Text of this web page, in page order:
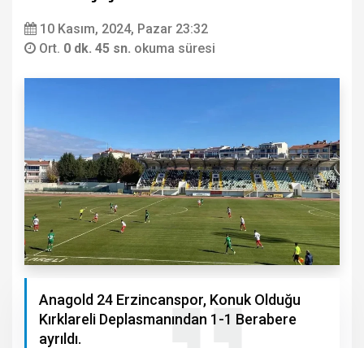
10 Kasım, 2024, Pazar 23:32
Ort. 0 dk. 45 sn. okuma süresi
Anagold 24 Erzincanspor, Konuk Olduğu
Kırklareli Deplasmanından 1-1 Berabere
ayrıldı.